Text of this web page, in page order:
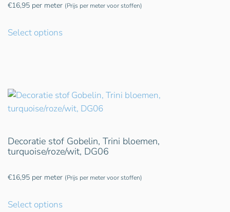
€16,95 per meter (Prijs per meter voor stoffen)
Select options
Decoratie stof Gobelin, Trini bloemen,
turquoise/roze/wit, DG06
€16,95 per meter (Prijs per meter voor stoffen)
Select options